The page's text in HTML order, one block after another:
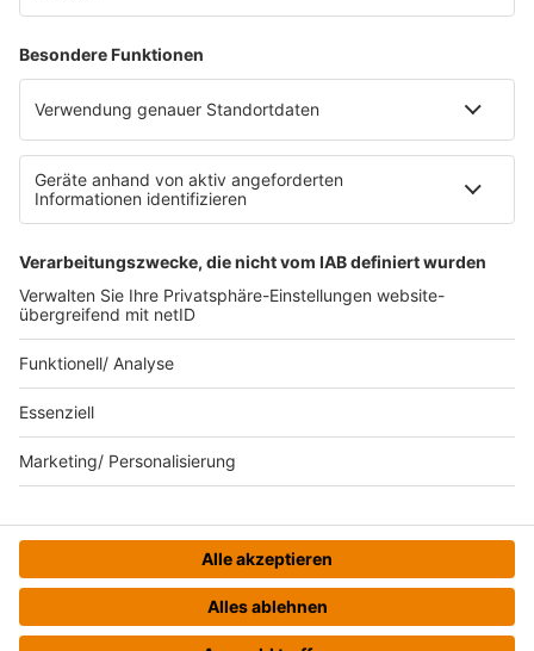
RECHTLICHES
Impressum
Datenschutz
Datenschutzeinstellungen
Datenverarbeitung bei Gewinnspielen
Teilnahmebedingungen
Bildnachweise
KI-Leitlinie
© bigFM - Eine Marke der Audiotainment Südwest GmbH &
Co. KG